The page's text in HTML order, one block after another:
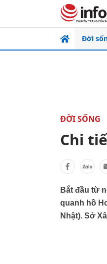
Đời
ĐỜI SỐNG
Chi
Bắt đầu từ
quanh hồ
Nhật). Sở